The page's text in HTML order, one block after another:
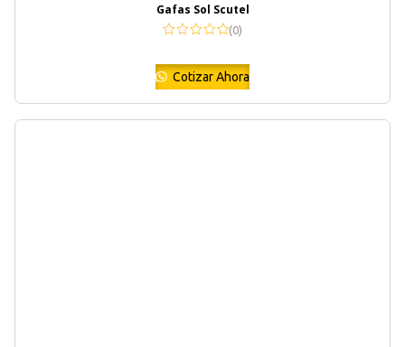
Gafas Sol Scutel
(0)
Cotizar Ahora